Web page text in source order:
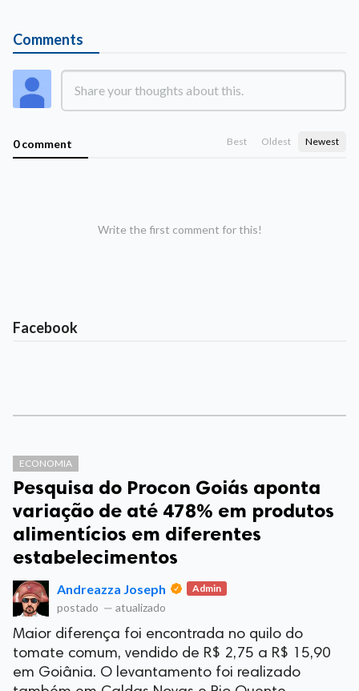
Comments
0 comment Best Oldest Newest
Write the first comment for this!
Facebook
ECONOMIA
Pesquisa do Procon Goiás aponta
variação de até 478% em produtos
alimentícios em diferentes
estabelecimentos
Andreazza Joseph Admin
postado — atualizado
Maior diferença foi encontrada no quilo do
tomate comum, vendido de R$ 2,75 a R$ 15,90
em Goiânia. O levantamento foi realizado